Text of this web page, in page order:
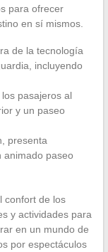
para ofrecer
en sí mismos.
de la tecnología
incluyendo
pasajeros al
y un paseo
presenta
animado paseo
confort de los
y actividades para
en un mundo de
por espectáculos